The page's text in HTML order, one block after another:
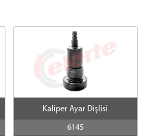
Kaliper Ayar Dişlisi
6145